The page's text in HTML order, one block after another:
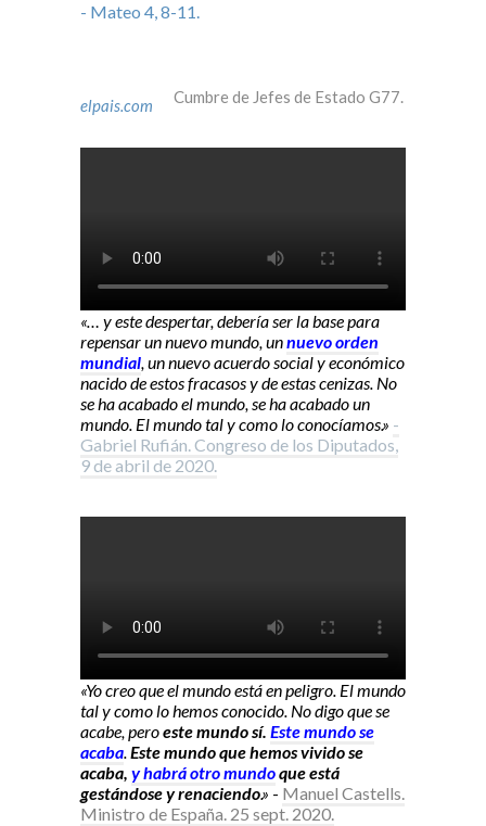
- Mateo 4, 8-11.
elpais.com Cumbre de Jefes de Estado G77.
«… y este despertar, debería ser la base para
repensar un nuevo mundo, unnuevo orden
mundial, un nuevo acuerdo social y económico
nacido de estos fracasos y de estas cenizas. No
se ha acabado el mundo, se ha acabado un
mundo. El mundo tal y como lo conocíamos.» -
Gabriel Rufián. Congreso de los Diputados,
9 de abril de 2020.
«Yo creo que el mundo está en peligro. El mundo
tal y como lo hemos conocido. No digo que se
acabe, peroeste mundo sí. Este mundo se
acaba.Este mundo que hemos vivido se
acaba, y habrá otro mundoque está
gestándose y renaciendo.» - Manuel Castells.
Ministro de España. 25 sept. 2020.